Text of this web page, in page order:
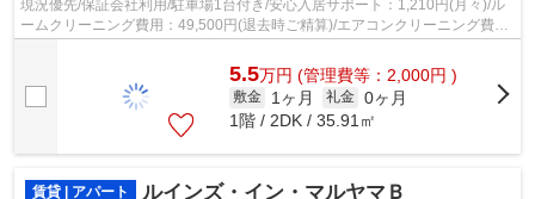
現況優先/保証会社利用/駐車場1台付き/安心入居サポート：1,210円(月々)/ル
ームクリーニング費用：49,500円(退去時ご精算)/エアコンクリーニング費
5.5万円 (管理費等：2,000円 )
敷金 1ヶ月 礼金 0ヶ月
1階 / 2DK / 35.91㎡
賃貸 | アパート ルインズ・イン・マルヤマＢ